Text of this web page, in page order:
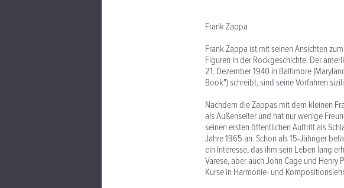
Frank Zappa
Frank Zappa ist mit seinen Ansichten
Figuren in der Rockgeschichte. Der
21. Dezember 1940 in Baltimore
Book") schreibt, sind seine Vorfahren
Nachdem die Zappas mit dem kleinen
als Außenseiter und hat nur wenige
seinen ersten öffentlichen Auftritt als
Jahre 1965 an. Schon als 15-Jähriger
ein Interesse, das ihm sein Leben lang
Varese, aber auch John Cage und
Kurse in Harmonie- und